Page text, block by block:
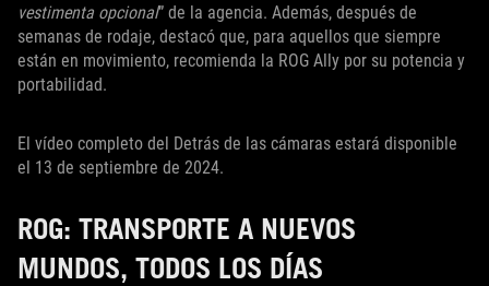
vestimenta opcional” de la agencia. Además, después de
semanas de rodaje, destacó que, para aquellos que siempre
están en movimiento, recomienda la ROG Ally por su potencia y
portabilidad.
El vídeo completo del Detrás de las cámaras estará disponible
el 13 de septiembre de 2024.
ROG: TRANSPORTE A NUEVOS
MUNDOS, TODOS LOS DÍAS